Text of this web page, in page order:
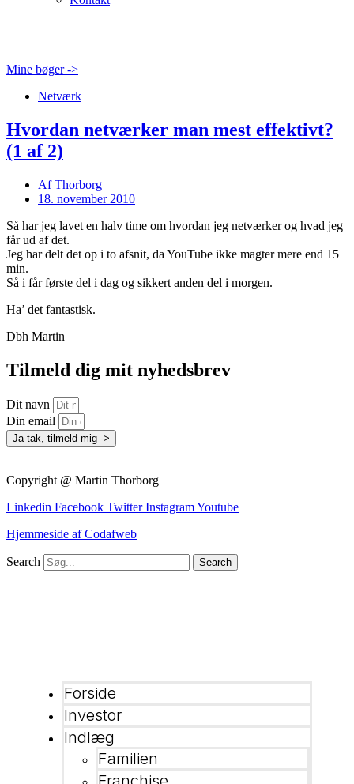
Mine bøger ->
Netværk
Hvordan netværker man mest effektivt?
(1 af 2)
AfThorborg
18. november 2010
Så har jeg lavet en halv time om hvordan jeg netværker og hvad jeg
får ud af det.
Jeg har delt det op i to afsnit, da YouTube ikke magter mere end 15
min.
Så i får første del i dag og sikkert anden del i morgen.
Ha’ det fantastisk.
Dbh Martin
Tilmeld dig mit nyhedsbrev
Dit navn
Din email
Ja tak, tilmeld mig ->
Copyright @ Martin Thorborg
Linkedin Facebook Twitter InstagramYoutube
Hjemmeside af Codafweb
Search Search
Forside
Investor
Indlæg
Familien